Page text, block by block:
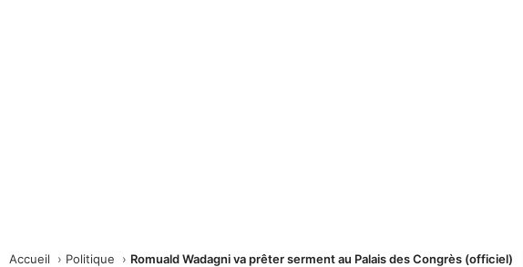
Accueil Politique Romuald Wadagni va prêter serment au Palais des Congrès (officiel)